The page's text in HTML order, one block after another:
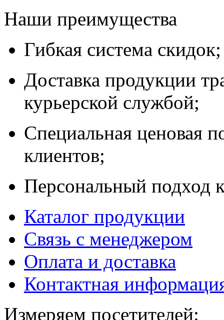
Наши преимущества
Гибкая система скидок;
Доставка продукции
курьерской службой;
Специальная ценовая
клиентов;
Персональный подход
Каталог продукции
Связь с менеджером
Оплата и доставка
Контактная
Измеряем посетителей: